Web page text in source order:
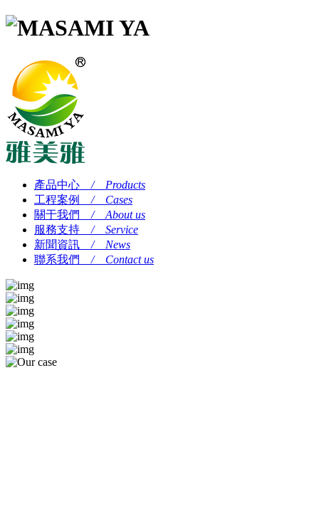
產品中心 / Products
工程案例
/ Cases
關于我們
/ About us
服務支持 / Service
新聞資訊 / News
聯系我們
/ Contact us